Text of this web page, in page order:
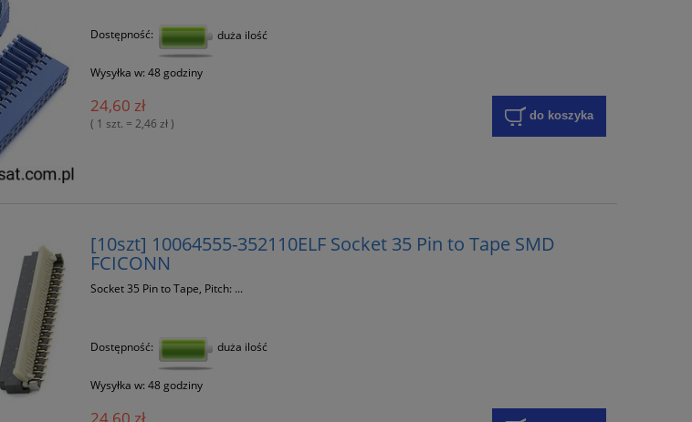
Dostępność: duża ilość
Wysyłka w: 48 godziny
24,60 zł
( 1 szt. = 2,46 zł )
do koszyka
[10szt] 10064555-352110ELF Socket 35 Pin to Tape SMD
FCICONN
Socket 35 Pin to Tape, Pitch: ...
Dostępność: duża ilość
Wysyłka w: 48 godziny
24,60 zł